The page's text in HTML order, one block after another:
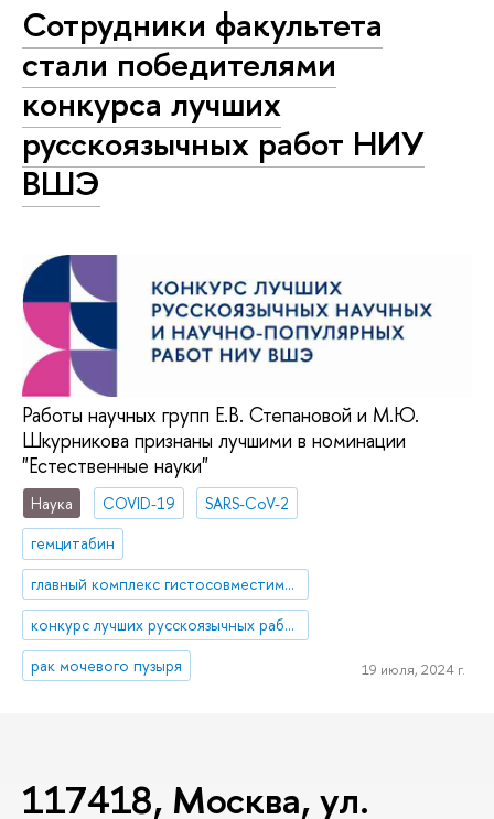
Сотрудники факультета
стали победителями
конкурса лучших
русскоязычных работ НИУ
ВШЭ
Работы научных групп Е.В. Степановой и М.Ю.
Шкурникова признаны лучшими в номинации
"Естественные науки"
Наука COVID-19
SARS-CoV-2
гемцитабин
главный комплекс гистосовместимости класса I
конкурс лучших русскоязычных работ
рак мочевого пузыря
19 июля, 2024 г.
117418, Москва, ул.